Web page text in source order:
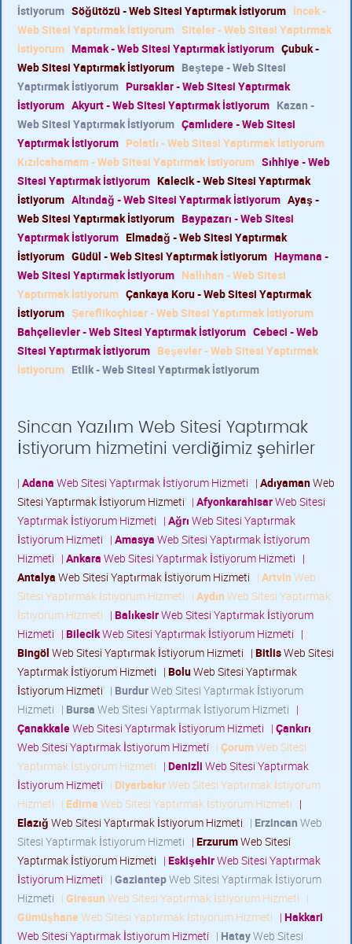
İstiyorum Söğütözü - Web Sitesi Yaptırmak İstiyorum İncek -
Web Sitesi Yaptırmak İstiyorum Siteler - Web Sitesi Yaptırmak
İstiyorum Mamak - Web Sitesi Yaptırmak İstiyorum Çubuk -
Web Sitesi Yaptırmak İstiyorum Beştepe - Web Sitesi
Yaptırmak İstiyorum Pursaklar - Web Sitesi Yaptırmak
İstiyorum Akyurt - Web Sitesi Yaptırmak İstiyorum Kazan -
Web Sitesi Yaptırmak İstiyorum Çamlıdere - Web Sitesi
Yaptırmak İstiyorum Polatlı - Web Sitesi Yaptırmak İstiyorum
Kızılcahamam - Web Sitesi Yaptırmak İstiyorum Sıhhiye - Web
Sitesi Yaptırmak İstiyorum Kalecik - Web Sitesi Yaptırmak
İstiyorum Altındağ - Web Sitesi Yaptırmak İstiyorum Ayaş -
Web Sitesi Yaptırmak İstiyorum Baypazarı - Web Sitesi
Yaptırmak İstiyorum Elmadağ - Web Sitesi Yaptırmak
İstiyorum Güdül - Web Sitesi Yaptırmak İstiyorum Haymana -
Web Sitesi Yaptırmak İstiyorum Nallıhan - Web Sitesi
Yaptırmak İstiyorum Çankaya Koru - Web Sitesi Yaptırmak
İstiyorum Şereflikoçhisar - Web Sitesi Yaptırmak İstiyorum
Bahçelievler - Web Sitesi Yaptırmak İstiyorum Cebeci - Web
Sitesi Yaptırmak İstiyorum Beşevler - Web Sitesi Yaptırmak
İstiyorum Etlik - Web Sitesi Yaptırmak İstiyorum
Sincan Yazılım Web Sitesi Yaptırmak
İstiyorum hizmetini verdiğimiz şehirler
| Adana Web Sitesi Yaptırmak İstiyorum Hizmeti | AdıyamanWeb
Sitesi Yaptırmak İstiyorum Hizmeti | AfyonkarahisarWeb Sitesi
Yaptırmak İstiyorum Hizmeti | Ağrı Web Sitesi Yaptırmak
İstiyorum Hizmeti | Amasya Web Sitesi Yaptırmak İstiyorum
Hizmeti | Ankara Web Sitesi Yaptırmak İstiyorum Hizmeti |
Antalya Web Sitesi Yaptırmak İstiyorum Hizmeti | Artvin Web
Sitesi Yaptırmak İstiyorum Hizmeti | Aydın Web Sitesi Yaptırmak
İstiyorum Hizmeti | BalıkesirWeb Sitesi Yaptırmak İstiyorum
Hizmeti | BilecikWeb Sitesi Yaptırmak İstiyorum Hizmeti |
Bingöl Web Sitesi Yaptırmak İstiyorum Hizmeti | BitlisWeb Sitesi
Yaptırmak İstiyorum Hizmeti | BoluWeb Sitesi Yaptırmak
İstiyorum Hizmeti | BurdurWeb Sitesi Yaptırmak İstiyorum
Hizmeti | Bursa Web Sitesi Yaptırmak İstiyorum Hizmeti |
ÇanakkaleWeb Sitesi Yaptırmak İstiyorum Hizmeti | Çankırı
Web Sitesi Yaptırmak İstiyorum Hizmeti | ÇorumWeb Sitesi
Yaptırmak İstiyorum Hizmeti | Denizli Web Sitesi Yaptırmak
İstiyorum Hizmeti | DiyarbakırWeb Sitesi Yaptırmak İstiyorum
Hizmeti | Edirne Web Sitesi Yaptırmak İstiyorum Hizmeti |
Elazığ Web Sitesi Yaptırmak İstiyorum Hizmeti | Erzincan Web
Sitesi Yaptırmak İstiyorum Hizmeti | ErzurumWeb Sitesi
Yaptırmak İstiyorum Hizmeti | EskişehirWeb Sitesi Yaptırmak
İstiyorum Hizmeti | GaziantepWeb Sitesi Yaptırmak İstiyorum
Hizmeti | Giresun Web Sitesi Yaptırmak İstiyorum Hizmeti |
Gümüşhane Web Sitesi Yaptırmak İstiyorum Hizmeti | Hakkari
Web Sitesi Yaptırmak İstiyorum Hizmeti | HatayWeb Sitesi